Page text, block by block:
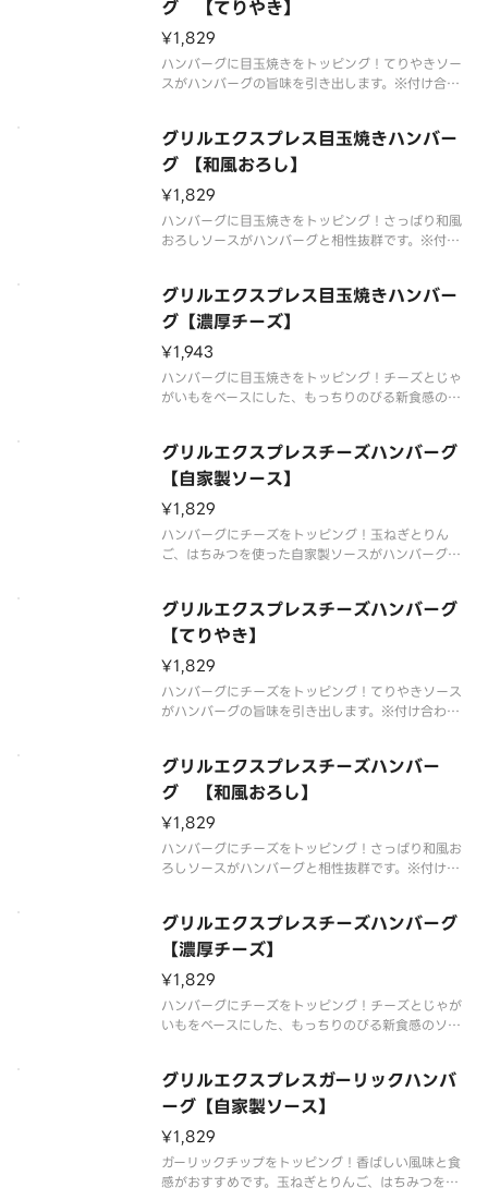
グ 【てりやき】
¥1,829
ハンバーグに目玉焼きをトッピング！てりやきソー
スがハンバーグの旨味を引き出します。※付け合わ
グリルエクスプレス目玉焼きハンバー
グ 【和風おろし】
¥1,829
ハンバーグに目玉焼きをトッピング！さっぱり和風
おろしソースがハンバーグと相性抜群です。※付け
グリルエクスプレス目玉焼きハンバー
グ【濃厚チーズ】
¥1,943
ハンバーグに目玉焼きをトッピング！チーズとじゃ
がいもをベースにした、もっちりのびる新食感のソ
グリルエクスプレスチーズハンバーグ
【自家製ソース】
¥1,829
ハンバーグにチーズをトッピング！玉ねぎとりん
ご、はちみつを使った自家製ソースがハンバーグの
グリルエクスプレスチーズハンバーグ
【てりやき】
¥1,829
ハンバーグにチーズをトッピング！てりやきソース
がハンバーグの旨味を引き出します。※付け合わせ
グリルエクスプレスチーズハンバー
グ 【和風おろし】
¥1,829
ハンバーグにチーズをトッピング！さっぱり和風お
ろしソースがハンバーグと相性抜群です。※付け合
グリルエクスプレスチーズハンバーグ
【濃厚チーズ】
¥1,829
ハンバーグにチーズをトッピング！チーズとじゃが
いもをベースにした、もっちりのびる新食感のソー
グリルエクスプレスガーリックハンバ
ーグ【自家製ソース】
¥1,829
ガーリックチップをトッピング！香ばしい風味と食
感がおすすめです。玉ねぎとりんご、はちみつを使